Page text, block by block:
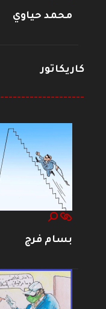
محمد حياوي
كاريكاتور
--------------------
بسام فرج